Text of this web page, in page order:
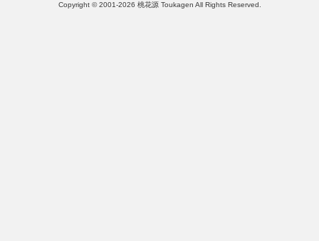
Copyright © 2001-2026 桃花源 Toukagen All Rights Reserved.